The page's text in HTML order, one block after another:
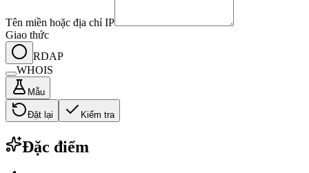
Tên miền hoặc địa chỉ IP
Giao thức
RDAP
WHOIS
Mẫu
Đặt lại Kiểm tra
Đặc điểm